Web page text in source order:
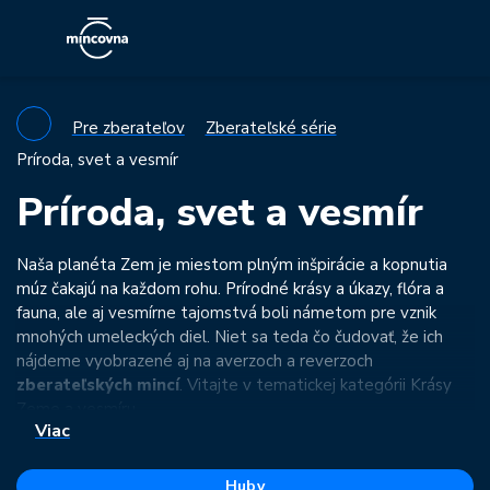
Pre zberateľov
Zberateľské série
Príroda, svet a vesmír
Príroda, svet a vesmír
Naša planéta Zem je miestom plným inšpirácie a kopnutia
múz čakajú na každom rohu. Prírodné krásy a úkazy, flóra a
fauna, ale aj vesmírne tajomstvá boli námetom pre vznik
mnohých umeleckých diel. Niet sa teda čo čudovať, že ich
nájdeme vyobrazené aj na averzoch a reverzoch
zberateľských mincí. Vitajte v tematickej kategórii Krásy
určite nájdete kúsok,ktorým obohatíte svoju kolekciu.
Viac